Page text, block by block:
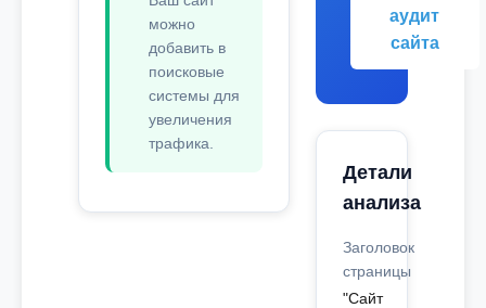
можно
добавить в
поисковые
системы для
увеличения
трафика.
аудит
сайта
Детали
анализа
Заголовок
страницы
"Сайт